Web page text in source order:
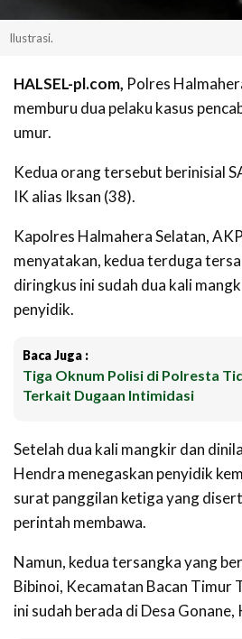
Ilustrasi.
HALSEL-pl.com, Polres
memburu dua pelaku kasus
umur.
Kedua orang tersebut berinisial
IK alias Iksan (38).
Kapolres Halmahera Selatan,
menyatakan, kedua terduga
diringkus ini sudah dua kali
penyidik.
Baca Juga :
Tiga Oknum Polisi di Polresta
Terkait Dugaan Intimidasi
Setelah dua kali mangkir dan
Hendra menegaskan penyidik
surat panggilan ketiga yang
perintah membawa.
Namun, kedua tersangka yang
Bibinoi, Kecamatan Bacan Timur
ini sudah berada di Desa